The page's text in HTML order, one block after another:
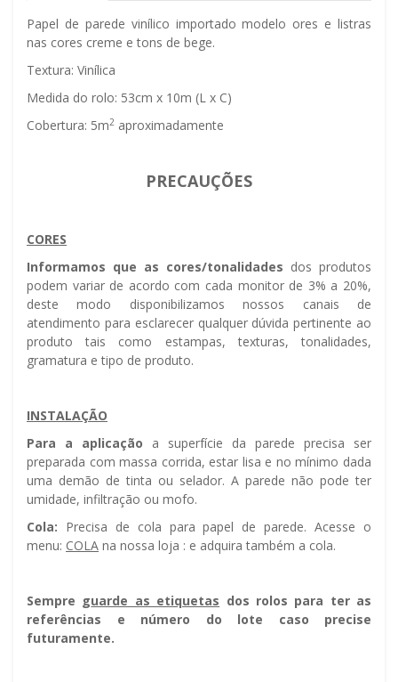
Papel de parede vinílico importado modelo flores e listras
nas cores creme e tons de bege.
Textura: Vinílica
Medida do rolo: 53cm x 10m (L x C)
Cobertura: 5m2 aproximadamente
PRECAUÇÕES
CORES
Informamos que as cores/tonalidades dos produtos
podem variar de acordo com cada monitor de 3% a 20%,
deste modo disponibilizamos nossos canais de
atendimento para esclarecer qualquer dúvida pertinente ao
produto tais como estampas, texturas, tonalidades,
gramatura e tipo de produto.
INSTALAÇÃO
Para a aplicação a superfície da parede precisa ser
preparada com massa corrida, estar lisa e no mínimo dada
uma demão de tinta ou selador. A parede não pode ter
umidade, infiltração ou mofo.
Cola: Precisa de cola para papel de parede. Acesse o
menu: COLA na nossa loja : e adquira também a cola.
Sempre guarde as etiquetas dos rolos para ter as
referências e número do lote caso precise
futuramente.